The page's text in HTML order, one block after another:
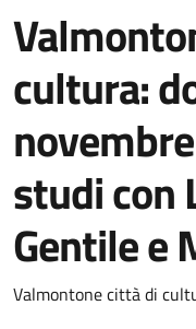
cultura:
studi con
Gentile e
Dettagli
Valmontone città di